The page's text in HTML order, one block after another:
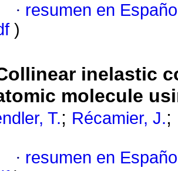
· resumen en
)
inelastic
molecule
T.; Récamier, J.;
· resumen en